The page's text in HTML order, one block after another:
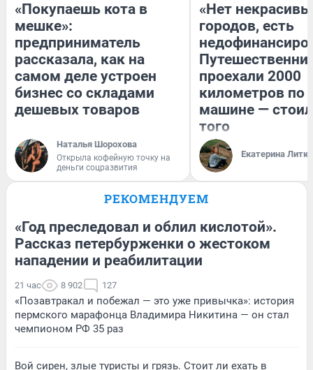
«Покупаешь кота в
мешке»:
предприниматель
рассказала, как на
самом деле устроен
бизнес со складами
дешевых товаров
Наталья Шорохова
Открыла кофейную точку на
деньги соцразвития
«Нет
городов, есть
проехали 2000
километров по
машине —
того
Екатерина
РЕКОМЕНДУЕМ
«Год преследовал и облил кислотой».
Рассказ петербурженки о жестоком
нападении и реабилитации
21 час 8 902 127
«Позавтракал и побежал — это уже привычка»: история
пермского марафонца Владимира Никитина — он стал
чемпионом РФ 35 раз
Вой сирен, злые туристы и грязь. Стоит ли ехать в